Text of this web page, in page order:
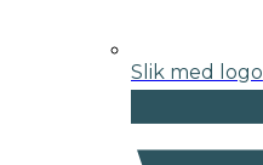
Slik med logo